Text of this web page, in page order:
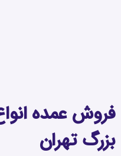
عمده انواع
تهران